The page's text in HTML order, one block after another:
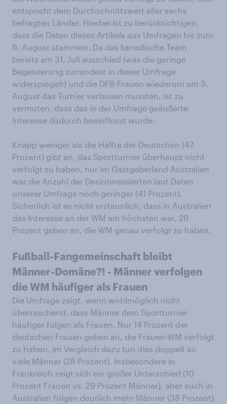
entspricht dem Durchschnittswert aller sechs
befragten Länder. Hierbei ist zu berücksichtigen,
dass die Daten dieses Artikels aus Umfragen bis zum
6. August stammen. Da das kanadische Team
bereits am 31. Juli ausschied (was die geringe
Begeisterung zumindest in dieser Umfrage
widerspiegelt) und die DFB-Frauen wiederum am 3.
August das Turnier verlassen mussten, ist zu
vermuten, dass das in der Umfrage geäußerte
Interesse dadurch beeinflusst wurde.
Knapp weniger als die Hälfte der Deutschen (47
Prozent) gibt an, das Sportturnier überhaupt nicht
verfolgt zu haben, nur im Gastgeberland Australien
war die Anzahl der Desinteressierten laut Daten
unserer Umfrage noch geringer (41 Prozent).
Sicherlich ist es nicht erstaunlich, dass in Australien
das Interesse an der WM am höchsten war, 29
Prozent geben an, die WM genau verfolgt zu haben.
Fußball-Fangemeinschaft bleibt
Männer-Domäne?! - Männer verfolgen
die WM häufiger als Frauen
Die Umfrage zeigt, wenn wohlmöglich nicht
überraschend, dass Männer dem Sportturnier
häufiger folgen als Frauen. Nur 14 Prozent der
deutschen Frauen geben an, die Frauen-WM verfolgt
zu haben, im Vergleich dazu tun dies doppelt so
viele Männer (28 Prozent). Insbesondere in
Frankreich zeigt sich ein großer Unterschied (10
Prozent Frauen vs. 29 Prozent Männer), aber auch in
Australien folgen deutlich mehr Männer (38 Prozent)